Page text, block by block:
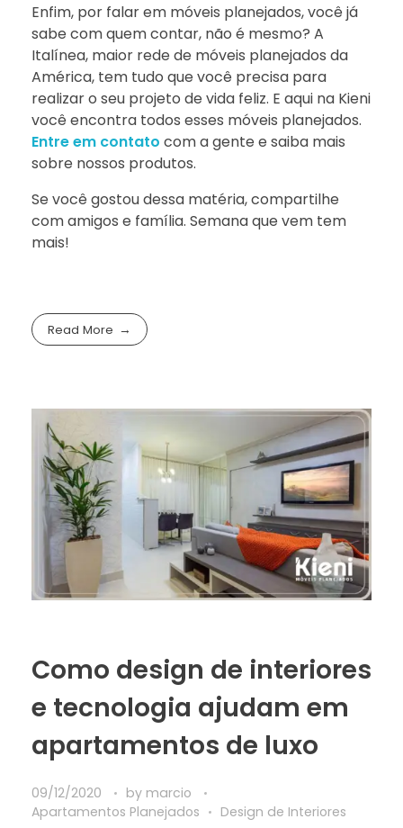
Enfim, por falar em móveis planejados, você já
sabe com quem contar, não é mesmo? A
Italínea, maior rede de móveis planejados da
América, tem tudo que você precisa para
realizar o seu projeto de vida feliz. E aqui na Kieni
você encontra todos esses móveis planejados.
Entre em contato com a gente e saiba mais
sobre nossos produtos.
Se você gostou dessa matéria, compartilhe
com amigos e família. Semana que vem tem
mais!
Read More
Como design de interiores
e tecnologia ajudam em
apartamentos de luxo
09/12/2020 by marcio
Apartamentos Planejados
Design de Interiores